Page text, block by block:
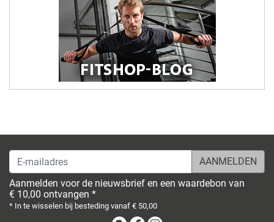
E-mailadres
Aanmelden voor de nieuwsbrief en een waardebon van
€ 10,00 ontvangen *
* In te wisselen bij besteding vanaf € 50,00